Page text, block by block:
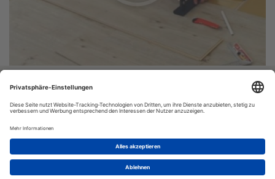
Vinyl-24.de
Bestellung:
Versand
© VINYL-24